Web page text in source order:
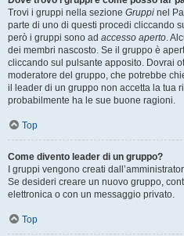
Trovi i gruppi nella sezione Gruppi nel
parte di uno di questi procedi cliccando
però i gruppi sono ad accesso aperto.
dei membri nascosto. Se il gruppo è
cliccando sul pulsante apposito. Dovrai
moderatore del gruppo, che potrebbe
il leader di un gruppo non accetta la tua
probabilmente ha le sue buone ragioni.
Top
Come divento leader di un gruppo?
I gruppi vengono creati
Se desideri creare un nuovo gruppo,
elettronica o con un messaggio privato.
Top